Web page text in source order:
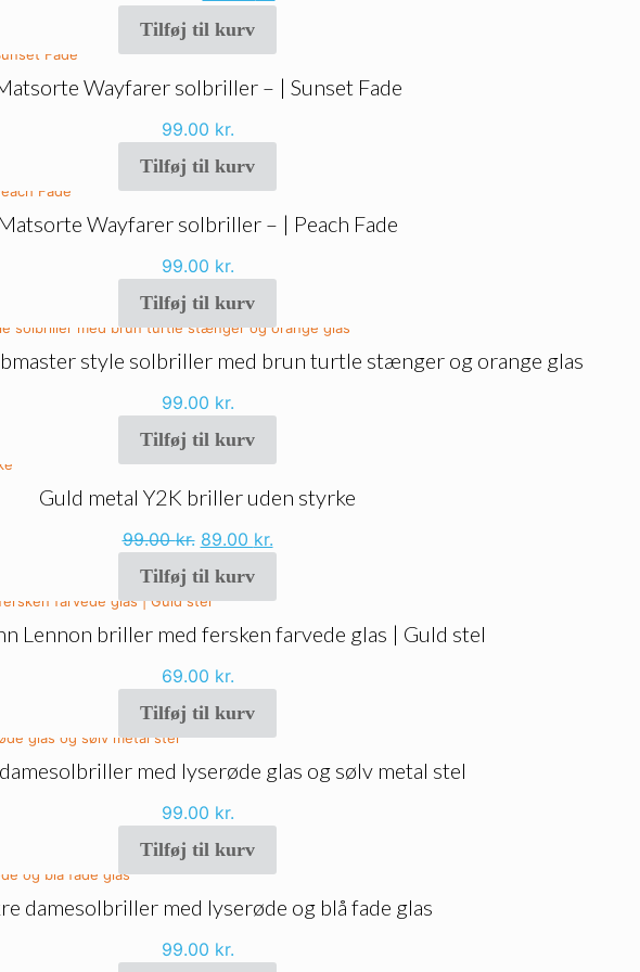
pris
var:
119.00 kr..
er:
99.00 kr..
Tilføj til kurv
Wayfarer solbriller – | Sunset Fade
99.00 kr.
Tilføj til kurv
Wayfarer solbriller – | Peach Fade
99.00 kr.
Tilføj til kurv
style solbriller med brun turtle stænger og orange glas
99.00 kr.
Tilføj til kurv
Guld metal Y2K briller uden styrke
99.00kr. Den
pris
var:
99.00 kr..
89.00 kr.Den
er:
89.00 kr..
Tilføj til kurv
Lennon briller med fersken farvede glas | Guld stel
69.00 kr.
Tilføj til kurv
med lyserøde glas og sølv metal stel
99.00 kr.
Tilføj til kurv
damesolbriller med lyserøde og blå fade glas
99.00 kr.